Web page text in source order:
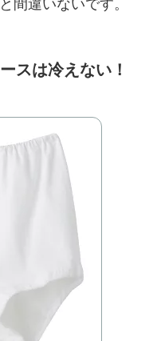
間違いないです。
スは冷えない！